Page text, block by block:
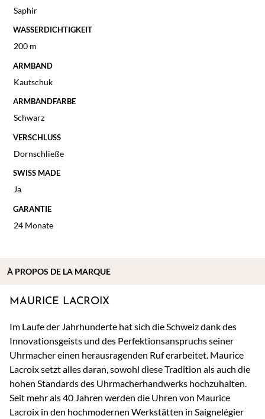
Saphir
WASSERDICHTIGKEIT
200 m
ARMBAND
Kautschuk
ARMBANDFARBE
Schwarz
VERSCHLUSS
Dornschließe
SWISS MADE
Ja
GARANTIE
24 Monate
MAURICE LACROIX
Im Laufe der Jahrhunderte hat sich die Schweiz dank des
Innovationsgeists und des Perfektionsanspruchs seiner
Uhrmacher einen herausragenden Ruf erarbeitet. Maurice
Lacroix setzt alles daran, sowohl diese Tradition als auch die
hohen Standards des Uhrmacherhandwerks hochzuhalten.
Seit mehr als 40 Jahren werden die Uhren von Maurice
Lacroix in den hochmodernen Werkstätten in Saignelégier
À PROPOS DE LA MARQUE